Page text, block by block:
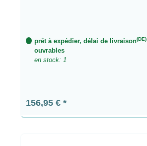
prêt à expédier, délai de livraison(DE)
ouvrables
en stock: 1
Prix régulier :
156,95 €